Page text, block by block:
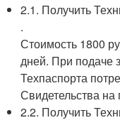
2.1. Получить
.
Стоимость 1800
дней. При подаче
Техпаспорта
Свидетельства на
2.2. Получить